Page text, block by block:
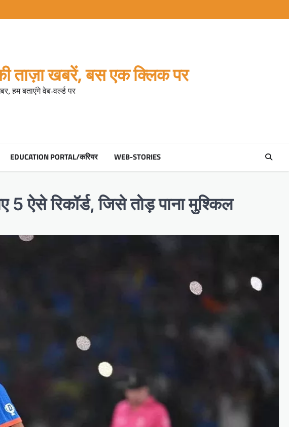
ताज़ा खबरें, बस एक क्लिक पर
हम बताएंगे वेब-वर्ल्ड पर
EDUCATION PORTAL/करियर WEB-STORIES
5 ऐसे रिकॉर्ड, जिसे तोड़ पाना मुश्किल